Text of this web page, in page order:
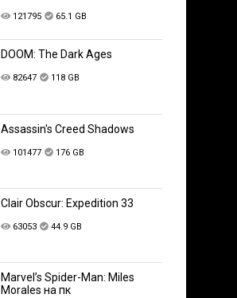
121795 65.1 GB
DOOM: The Dark Ages
82647 118 GB
Assassin's Creed Shadows
101477 176 GB
Clair Obscur: Expedition 33
63053 44.9 GB
Marvel’s Spider-Man: Miles
Morales на пк